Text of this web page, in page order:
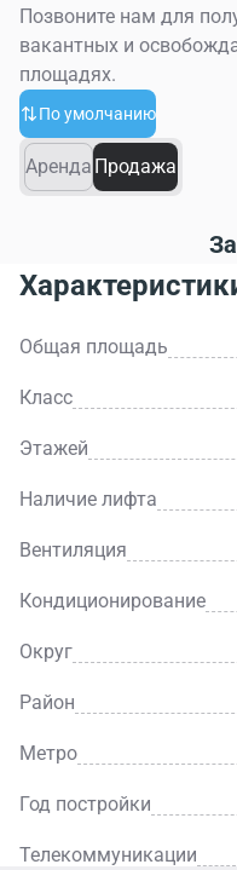
Позвоните нам для
вакантных и
площадях.
По умолчанию
Аренда Продажа
Общая площадь
Класс
Этажей
Наличие лифта
Вентиляция
Кондиционирование
Округ
Район
Метро
Год постройки
Телекоммуникации